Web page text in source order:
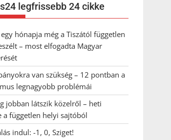
legfrissebb 24 cikke
hónapja még a Tiszától független
– most elfogadta Magyar
van szükség – 12 pontban a
legnagyobb problémái
jobban látszik közelről – heti
a független helyi sajtóból
indul: -1, 0, Sziget!